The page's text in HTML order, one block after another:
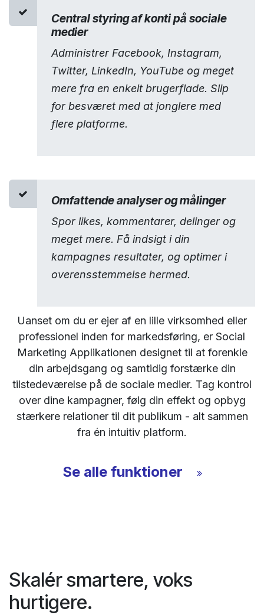
Central styring af konti på sociale
medier
Administrer Facebook, Instagram,
Twitter, LinkedIn, YouTube og meget
mere fra en enkelt brugerflade. Slip
for besværet med at jonglere med
flere platforme.
Omfattende analyser og målinger
Spor likes, kommentarer, delinger og
meget mere. Få indsigt i din
kampagnes resultater, og optimer i
overensstemmelse hermed.
Uanset om du er ejer af en lille virksomhed eller
professionel inden for markedsføring, er Social
Marketing Applikationen designet til at forenkle
din arbejdsgang og samtidig forstærke din
tilstedeværelse på de sociale medier. Tag kontrol
over dine kampagner, følg din effekt og opbyg
stærkere relationer til dit publikum - alt sammen
fra én intuitiv platform.
Se alle funktioner
Skalér smartere, voks
hurtigere.